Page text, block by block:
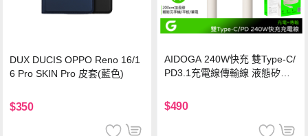
DUX DUCIS OPPO Reno 16/1
6 Pro SKIN Pro 皮套(藍色)
$350
AIDOGA 240W快充 雙Type-C/
PD3.1充電線傳輸線 液態矽膠
機/平板/筆電
$490